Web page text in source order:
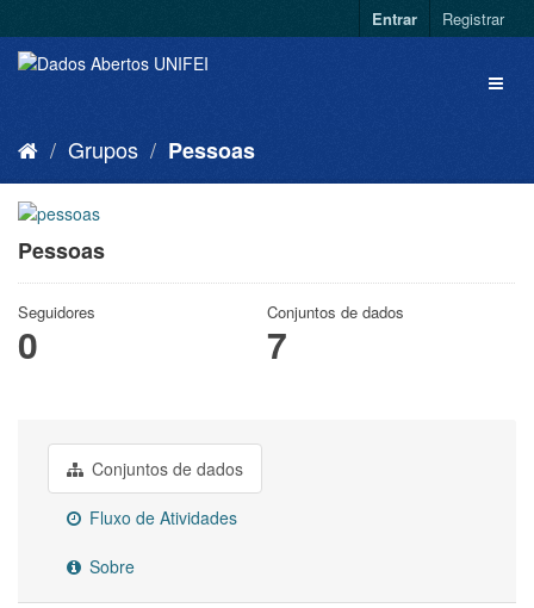
Entrar Registrar
Grupos Pessoas
Pessoas
Seguidores
0
Conjuntos de dados
7
Conjuntos de dados
Fluxo de Atividades
Sobre